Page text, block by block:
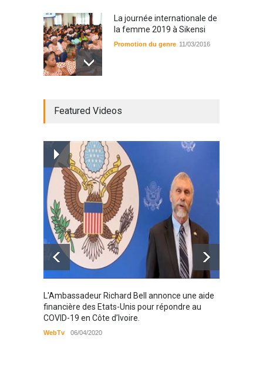
La journée internationale de
la femme 2019 à Sikensi
Promotion du genre 11/03/2016
Radio partenaire
Magazine : le service de
prise en charge des
personnes vivantes avec le
VIH
Santé 25/03/2019
Featured Videos
L'Ambassadeur Richard Bell annonce une aide
financière des Etats-Unis pour répondre au
COVID-19 en Côte d’Ivoire.
WebTv 06/04/2020